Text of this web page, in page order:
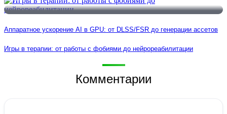
Аппаратное ускорение AI в GPU: от DLSS/FSR до генерации ассетов
Игры в терапии: от работы с фобиями до нейрореабилитации
Комментарии